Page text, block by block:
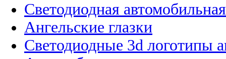
Светодиодная
Ангельские глазки
Светодиодные 3d логотипы